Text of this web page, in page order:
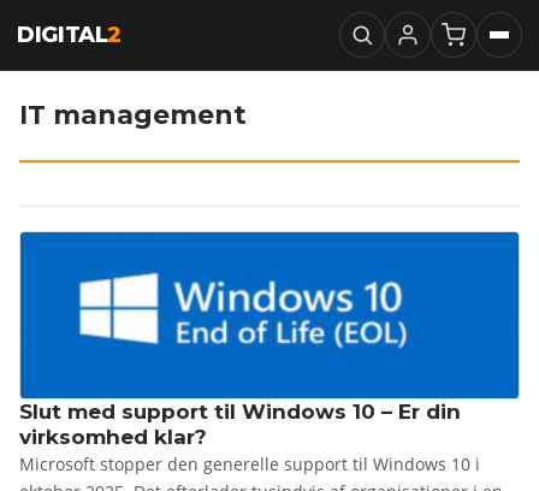
DIGITAL2
IT management
Slut med support til Windows 10 – Er din
virksomhed klar?
Microsoft stopper den generelle support til Windows 10 i